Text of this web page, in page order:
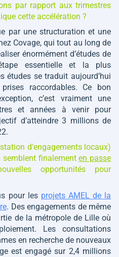
par rapport aux trimestres
cette accélération ?
par une structuration et une
Covage, qui tout au long de
énormément d’études de
essentielle et la plus
études se traduit aujourd’hui
raccordables. Ce bon
c’est vraiment une
et années à venir pour
d’atteindre 3 millions de
d'engagements locaux)
semblent finalementen passe
opportunités pour
pour les projets AMEL de la
. Des engagements de même
de la métropole de Lille où
Les consultations
en recherche de nouveaux
est engagé sur 2,4 millions